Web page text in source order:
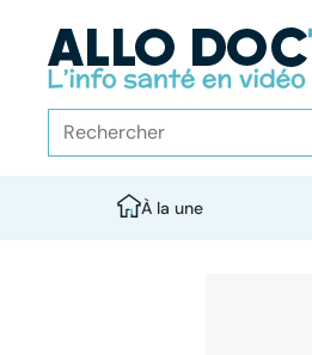
À la une